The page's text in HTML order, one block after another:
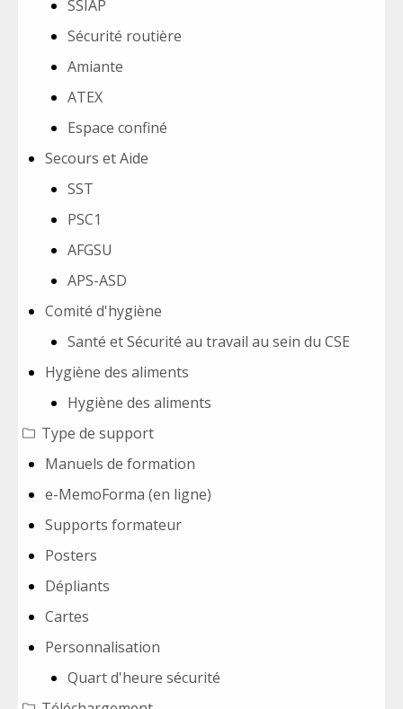
SSIAP
Sécurité routière
Amiante
ATEX
Espace confiné
Secours et Aide
SST
PSC1
AFGSU
APS-ASD
Comité d'hygiène
Santé et Sécurité au travail au sein du CSE
Hygiène des aliments
Hygiène des aliments
Type de support
Manuels de formation
e-MemoForma (en ligne)
Supports formateur
Posters
Dépliants
Cartes
Personnalisation
Quart d'heure sécurité